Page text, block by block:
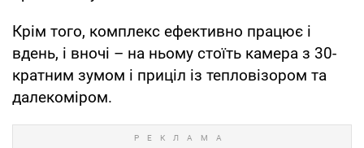
Крім того, комплекс ефективно працює і
вдень, і вночі – на ньому стоїть камера з 30-
кратним зумом і приціл із тепловізором та
далекоміром.